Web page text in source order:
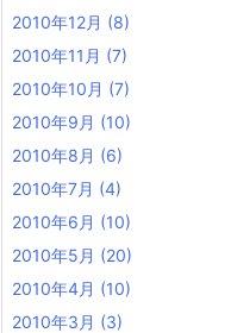
2010年12月 (8)
2010年11月 (7)
2010年10月 (7)
2010年9月 (10)
2010年8月 (6)
2010年7月 (4)
2010年6月 (10)
2010年5月 (20)
2010年4月 (10)
2010年3月 (3)